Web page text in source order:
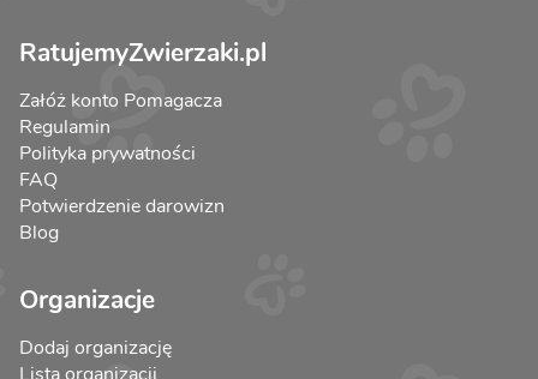
RatujemyZwierzaki.pl
Załóż konto Pomagacza
Regulamin
Polityka prywatności
FAQ
Potwierdzenie darowizn
Blog
Organizacje
Dodaj organizację
Lista organizacji